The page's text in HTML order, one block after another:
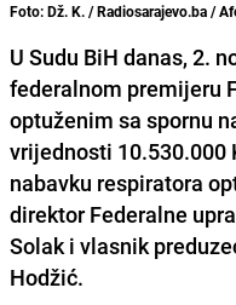
Foto: Dž. K. / Radiosarajevo.ba /
U Sudu BiH danas, 2.
federalnom premijeru
optuženim sa spornu
vrijednosti 10.530.000
nabavku respiratora
direktor Federalne
Solak i vlasnik
Hodžić.